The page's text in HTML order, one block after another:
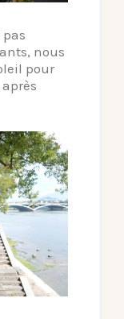
pas
nous
pour